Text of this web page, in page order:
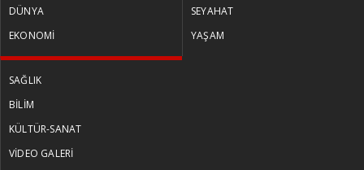
DÜNYA
EKONOMİ
SEYAHAT
YAŞAM
SAĞLIK
BİLİM
KÜLTÜR-SANAT
VİDEO GALERİ